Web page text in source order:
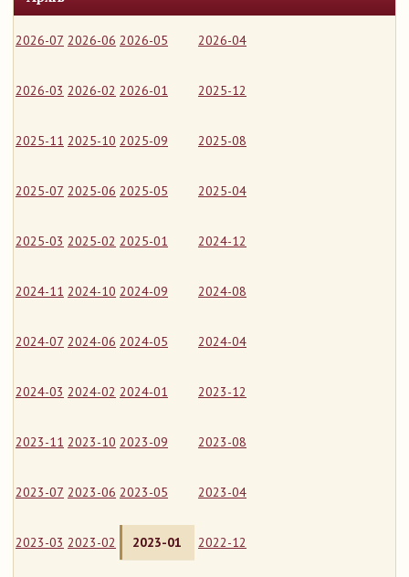
2026-07 2026-06 2026-05 2026-04
2026-03 2026-02 2026-01 2025-12
2025-11 2025-10 2025-09 2025-08
2025-07 2025-06 2025-05 2025-04
2025-03 2025-02 2025-01 2024-12
2024-11 2024-10 2024-09 2024-08
2024-07 2024-06 2024-05 2024-04
2024-03 2024-02 2024-01 2023-12
2023-11 2023-10 2023-09 2023-08
2023-07 2023-06 2023-05 2023-04
2023-03 2023-02 2023-01 2022-12